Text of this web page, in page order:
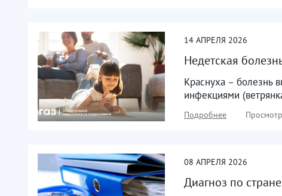
14 АПРЕЛЯ 2026
Недетская
Краснуха – болезнь
инфекциями
Подробнее
08 АПРЕЛЯ 2026
Диагноз по